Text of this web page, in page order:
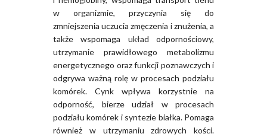
w organizmie, przyczynia się do
zmniejszenia uczucia zmęczenia i znużenia, a
także wspomaga układ odpornościowy,
utrzymanie prawidłowego metabolizmu
energetycznego oraz funkcji poznawczych i
odgrywa ważną rolę w procesach podziału
komórek. Cynk wpływa korzystnie na
odporność, bierze udział w procesach
podziału komórek i syntezie białka. Pomaga
również w utrzymaniu zdrowych kości.